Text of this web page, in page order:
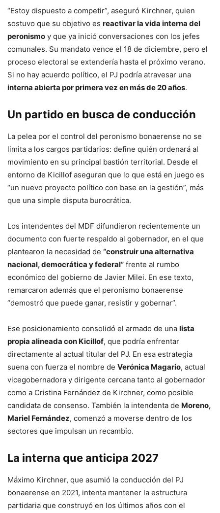
“Estoy dispuesto a competir”, aseguró Kirchner, quien
sostuvo que su objetivo es reactivar la vida interna del
peronismo y que ya inició conversaciones con los jefes
comunales. Su mandato vence el 18 de diciembre, pero el
proceso electoral se extendería hasta el próximo verano.
Si no hay acuerdo político, el PJ podría atravesar una
interna abierta por primera vez en más de 20 años.
Un partido en busca de conducción
La pelea por el control del peronismo bonaerense no se
limita a los cargos partidarios: define quién ordenará al
movimiento en su principal bastión territorial. Desde el
entorno de Kicillof aseguran que lo que está en juego es
“un nuevo proyecto político con base en la gestión”, más
que una simple disputa burocrática.
Los intendentes del MDF difundieron recientemente un
documento con fuerte respaldo al gobernador, en el que
plantearon la necesidad de “construir una alternativa
nacional, democrática y federal” frente al rumbo
económico del gobierno de Javier Milei. En ese texto,
remarcaron además que el peronismo bonaerense
“demostró que puede ganar, resistir y gobernar”.
Ese posicionamiento consolidó el armado de una lista
propia alineada con Kicillof, que podría enfrentar
directamente al actual titular del PJ. En esa estrategia
suena con fuerza el nombre de Verónica Magario, actual
vicegobernadora y dirigente cercana tanto al gobernador
como a Cristina Fernández de Kirchner, como posible
candidata de consenso. También la intendenta de Moreno,
Mariel Fernández, comenzó a moverse dentro de los
sectores que impulsan un recambio.
La interna que anticipa 2027
Máximo Kirchner, que asumió la conducción del PJ
bonaerense en 2021, intenta mantener la estructura
partidaria que construyó en los últimos años con el